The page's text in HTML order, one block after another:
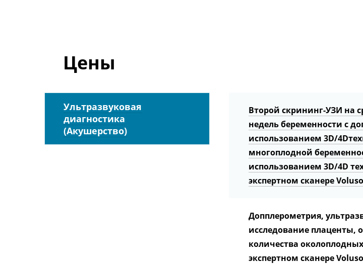
Цены
Ультразвуковая
диагностика
(Акушерство)
Второй скрининг-УЗИ на
недель беременности с
использованием 3D/
многоплодной
использованием 3D/4D
экспертном сканере
Допплерометрия,
исследование плаценты,
количества
экспертном сканере